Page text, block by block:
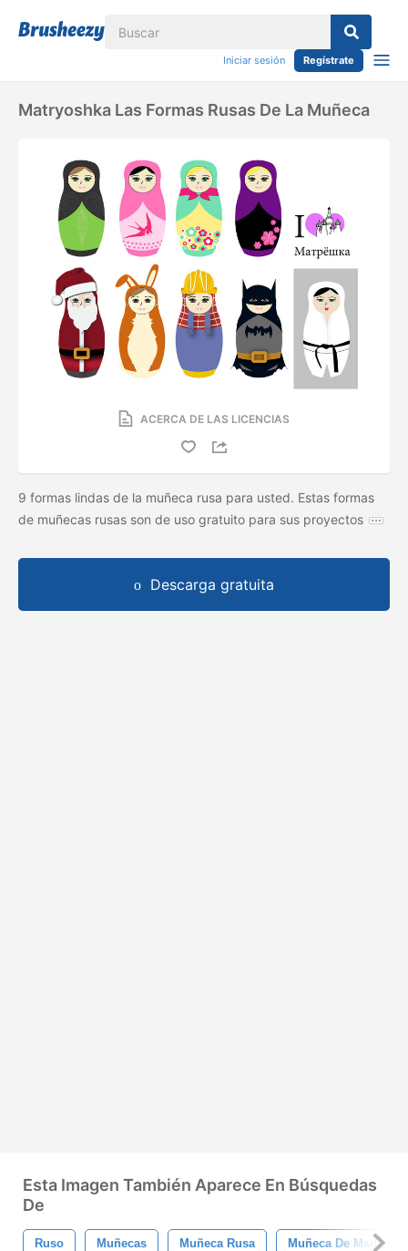
Iniciar sesión Regístrate
Matryoshka Las Formas Rusas De La Muñeca
ACERCA DE LAS LICENCIAS
9 formas lindas de la muñeca rusa para usted. Estas formas
de muñecas rusas son de uso gratuito para sus proyectos
Descarga gratuita
Esta Imagen También Aparece En Búsquedas
De
Ruso Muñecas Muñeca Rusa Muñeca De Madera